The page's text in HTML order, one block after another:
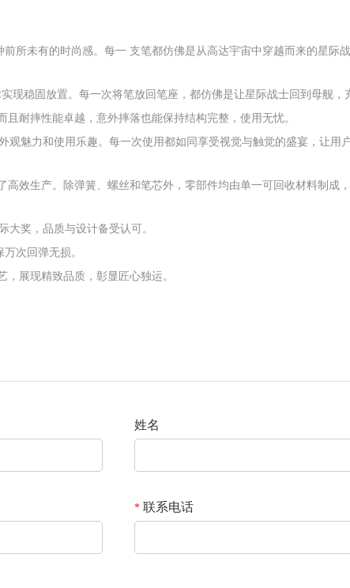
所未有的时尚感。每一 支笔都仿佛是从高达宇宙中穿越而来的星际
稳固放置。每一次将笔放回笔座，都仿佛是让星际战士回到母舰，
耐摔性能卓越，意外摔落也能保持结构完整，使用无忧。
魅力和使用乐趣。每一次使用都如同享受视觉与触觉的盛宴，让用
效生产。除弹簧、螺丝和笔芯外，零部件均由单一可回收材料制成
大奖，品质与设计备受认可。
次回弹无损。
展现精致品质，彰显匠心独运。
姓名
*联系电话